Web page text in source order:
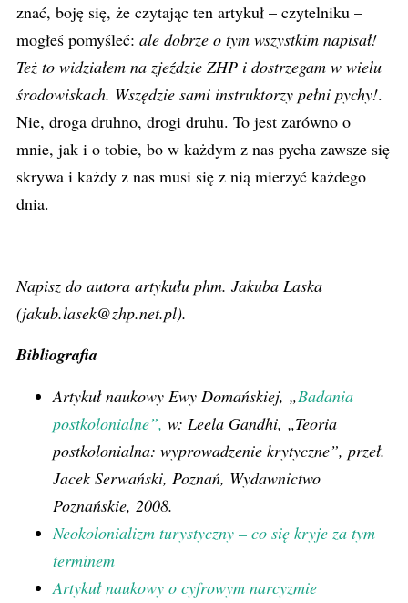
znać, boję się, że czytając ten artykuł – czytelniku –
mogłeś pomyśleć: ale dobrze o tym wszystkim napisał!
Też to widziałem na zjeździe ZHP i dostrzegam w wielu
środowiskach. Wszędzie sami instruktorzy pełni pychy!.
Nie, droga druhno, drogi druhu. To jest zarówno o
mnie, jak i o tobie, bo w każdym z nas pycha zawsze się
skrywa i każdy z nas musi się z nią mierzyć każdego
dnia.
Napisz do autora artykułu phm. Jakuba Laska
(jakub.lasek@zhp.net.pl).
Bibliografia
Artykuł naukowy Ewy Domańskiej, „Badania
postkolonialne”, w: Leela Gandhi, „Teoria
postkolonialna: wyprowadzenie krytyczne”, przeł.
Jacek Serwański, Poznań, Wydawnictwo
Poznańskie, 2008.
Neokolonializm turystyczny – co się kryje za tym
terminem
Artykuł naukowy o cyfrowym narcyzmie